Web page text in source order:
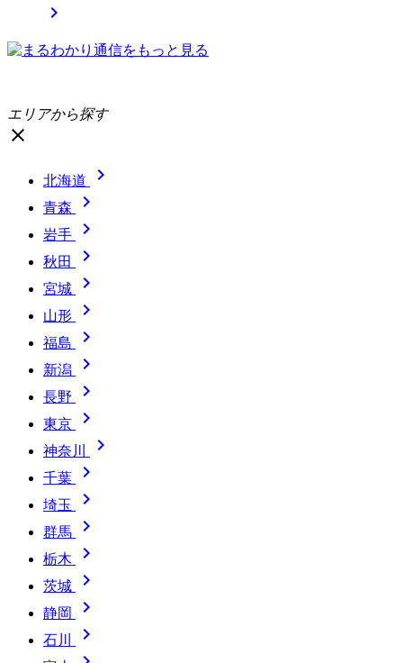

エリアから探す
close
北海道 
青森 
岩手 
秋田 
宮城 
山形 
福島 
新潟 
長野 
東京 
神奈川 
千葉 
埼玉 
群馬 
栃木 
茨城 
静岡 
石川 